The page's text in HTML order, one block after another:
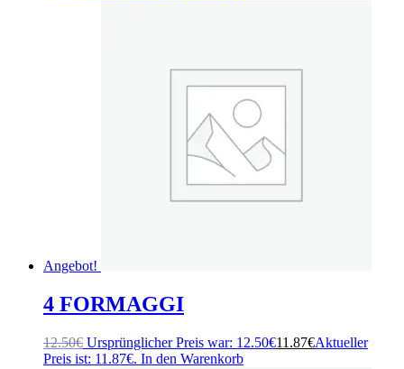
Angebot!
4 FORMAGGI
12.50€ Ursprünglicher Preis war: 12.50€11.87€Aktueller
Preis ist: 11.87€. In den Warenkorb